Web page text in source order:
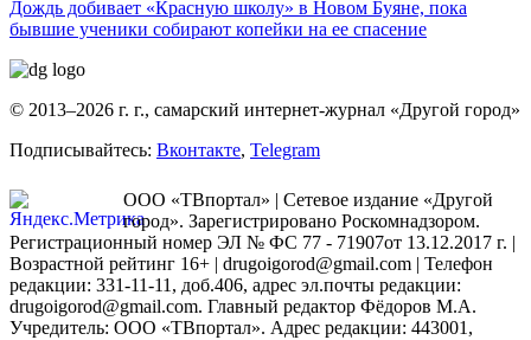
Дождь добивает «Красную школу» в Новом Буяне, пока
бывшие ученики собирают копейки на ее спасение
© 2013–2026 г. г., самарский интернет-журнал «Другой город»
Подписывайтесь: Вконтакте, Telegram
ООО «ТВпортал» | Сетевое издание «Другой
город». Зарегистрировано Роскомнадзором.
Регистрационный номер ЭЛ № ФС 77 - 71907от 13.12.2017 г. |
Возрастной рейтинг 16+ | drugoigorod@gmail.com | Телефон
редакции: 331-11-11, доб.406, адрес эл.почты редакции:
drugoigorod@gmail.com. Главный редактор Фёдоров М.А.
Учредитель: ООО «ТВпортал». Адрес редакции: 443001,